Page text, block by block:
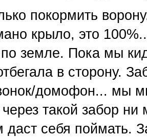
покормить
крыло, это
по земле. Пока мы
в сторону.
домофон... мы
через такой забор
даст себя поймать.